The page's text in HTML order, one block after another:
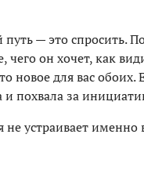
— это спросить.
он хочет, как
новое для вас обоих.
похвала за
устраивает именно